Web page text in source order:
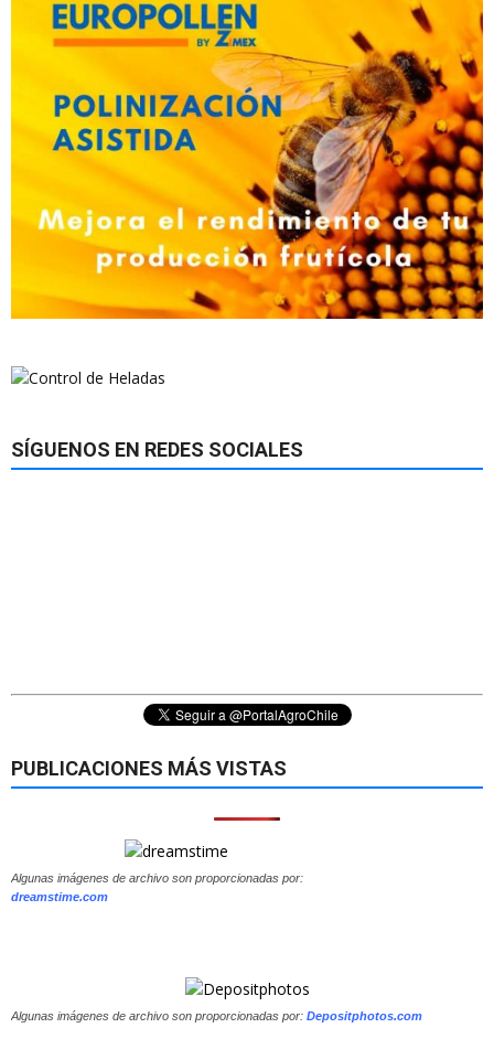
SÍGUENOS EN REDES SOCIALES
PUBLICACIONES MÁS VISTAS
Algunas imágenes de archivo son proporcionadas por:
dreamstime.com
Algunas imágenes de archivo son proporcionadas por: Depositphotos.com